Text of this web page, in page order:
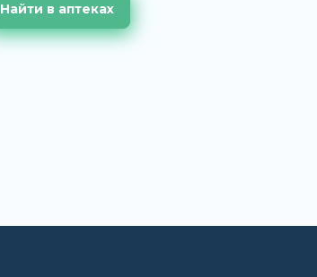
Найти в аптеках